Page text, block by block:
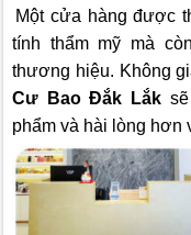
Một cửa hàng được
tính thẩm mỹ mà
thương hiệu. Không
Cư Bao Đắk Lắk
phẩm và hài lòng hơn